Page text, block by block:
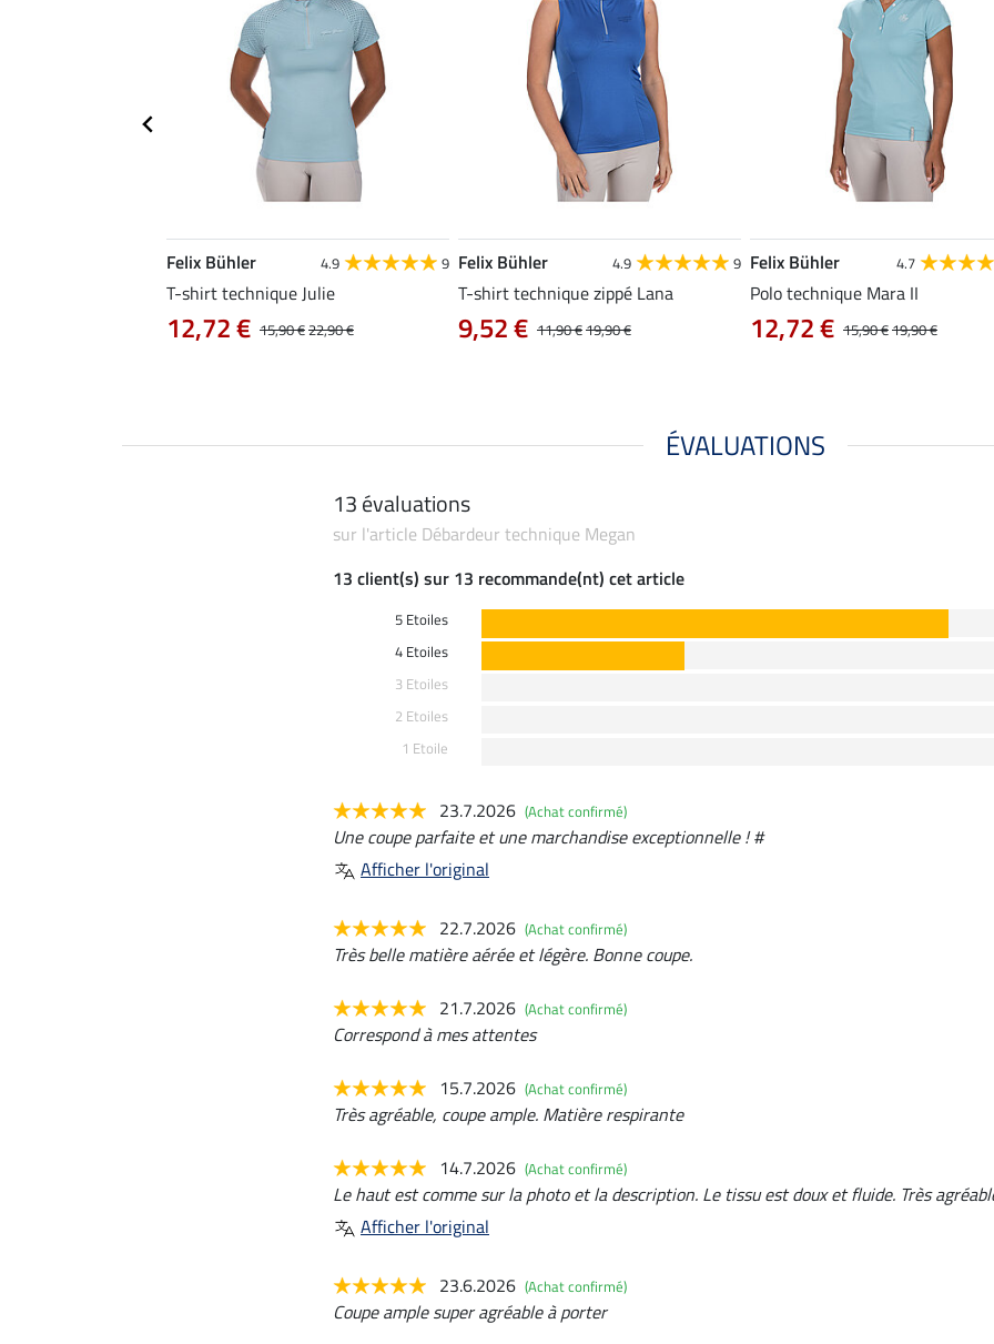
Felix Bühler 4.9 9
T-shirt technique Julie
15,90 €22,90 €
12,72 €
Felix Bühler 4.9 9
T-shirt technique zippé Lana
11,90 €19,90 €
9,52 €
Felix Bühler 4.7
Polo technique Mara II
15,90 €19,90 €
12,72 €
ÉVALUATIONS
13 évaluations
sur l'article Débardeur technique Megan
13 client(s) sur 13 recommande(nt) cet article
5 Etoiles
4 Etoiles
3 Etoiles
2 Etoiles
1 Etoile
23.7.2026 (Achat confirmé)
Une coupe parfaite et une marchandise exceptionnelle ! #
Afficher l'original
22.7.2026 (Achat confirmé)
Très belle matière aérée et légère. Bonne coupe.
21.7.2026 (Achat confirmé)
Correspond à mes attentes
15.7.2026 (Achat confirmé)
Très agréable, coupe ample. Matière respirante
14.7.2026 (Achat confirmé)
Le haut est comme sur la photo et la description. Le tissu est doux et fluide. Très
Afficher l'original
23.6.2026 (Achat confirmé)
Coupe ample super agréable à porter